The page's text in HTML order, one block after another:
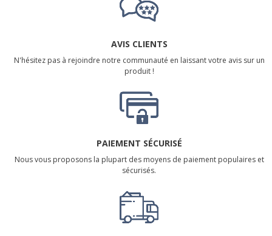
AVIS CLIENTS
N'hésitez pas à rejoindre notre communauté en laissant votre avis sur un
produit !
PAIEMENT SÉCURISÉ
Nous vous proposons la plupart des moyens de paiement populaires et
sécurisés.